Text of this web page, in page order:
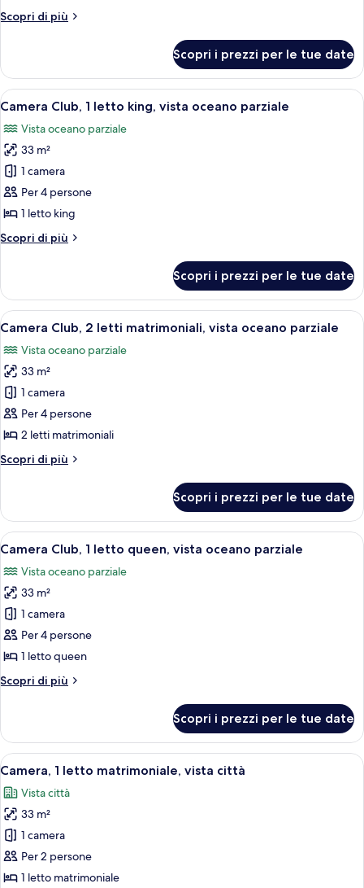
letti
oceano
Scopri di più
Altri
Club,
letti
vista
oceano
Scopri i prezzi per le tue date
Apri
tutte
le
foto
per
Camera
Club,
letto
oceano
parziale
Una camera d'albergo con un letto
8
Camera Club, 1 letto king, vista oceano parziale
Vista oceano parziale
33 m²
1 camera
Per 4 persone
1 letto king
Scopri di più
Altri
Club,
letto
vista
oceano
parziale
Scopri i prezzi per le tue date
Apri
tutte
le
foto
per
Camera
Club,
letti
oceano
parziale
Camera Club, 2 letti matrimoniali,
9
Camera Club, 2 letti matrimoniali, vista oceano parziale
Vista oceano parziale
33 m²
1 camera
Per 4 persone
2 letti matrimoniali
Scopri di più
Altri
Club,
letti
vista
oceano
parziale
Scopri i prezzi per le tue date
Apri
tutte
le
foto
per
Camera
Club,
letto
oceano
parziale
Una camera d'albergo con un letto
8
Camera Club, 1 letto queen, vista oceano parziale
Vista oceano parziale
33 m²
1 camera
Per 4 persone
1 letto queen
Scopri di più
Altri
Club,
letto
vista
oceano
parziale
Scopri i prezzi per le tue date
Apri
tutte
le
foto
per
Camera,
1
Una camera d'albergo con un letto,
5
Camera, 1 letto matrimoniale, vista città
Vista città
33 m²
1 camera
Per 2 persone
1 letto matrimoniale